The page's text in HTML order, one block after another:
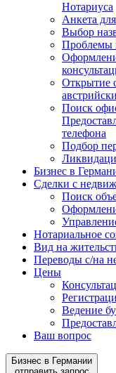
Нотариуса
Анкета
Выбор
Проблемы
Открытие
Поиск
телефона
Подбор
Бизнес в
Сделки с
Поиск
Нотариальное
Вид на
Переводы с/на
Цены
Ведение
Ваш вопрос
Бизнес в Германии